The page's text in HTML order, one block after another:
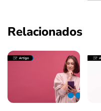
Relacionados